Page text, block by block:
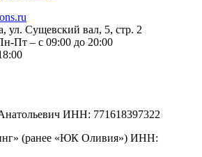
ул. Сущевский вал, 5, стр. 2
Пт – с 09:00 до 20:00
ИНН: 771618397322
(ранее «ЮК Оливия») ИНН: